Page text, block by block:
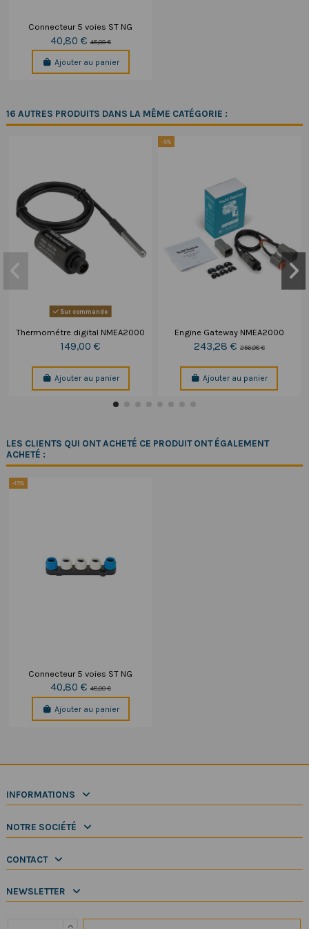
Connecteur 5 voies ST NG
40,80 €48,00 €
Ajouter au panier
16 AUTRES PRODUITS DANS LA MÊME CATÉGORIE :
Sur commande
Thermométre digital NMEA2000
149,00 €
Ajouter au panier
-5%
Engine Gateway NMEA2000
243,28 € 256,08 €
Ajouter au panier
LES CLIENTS QUI ONT ACHETÉ CE PRODUIT ONT ÉGALEMENT
ACHETÉ :
-15%
Connecteur 5 voies ST NG
40,80 €48,00 €
Ajouter au panier
INFORMATIONS
NOTRE SOCIÉTÉ
CONTACT
NEWSLETTER